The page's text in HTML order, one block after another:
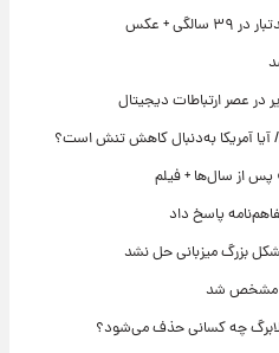
+ عکس
عصر ارتباطات دیجیتال
آمریکا به‌دنبال کاهش تنش است؟
از سال‌ها + فیلم
پاسخ داد
بزرگ میزبانی حل نشد
شد
چه کسانی حذف می‌شود؟